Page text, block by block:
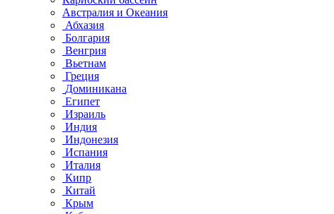
Австралия и Океания
Абхазия
Болгария
Венгрия
Вьетнам
Греция
Доминикана
Египет
Израиль
Индия
Индонезия
Испания
Италия
Кипр
Китай
Крым